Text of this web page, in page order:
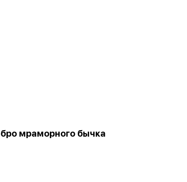
мраморного бычка